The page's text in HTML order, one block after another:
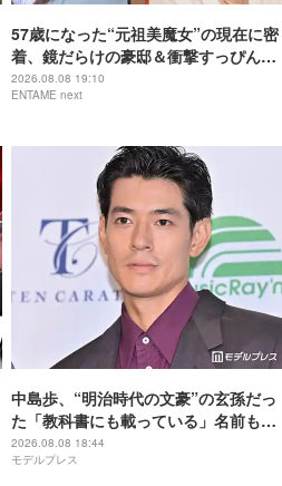
57歳になった“元祖美魔女”の現在に密
着、鏡だらけの豪邸＆衝撃すっぴん姿
を披露
2026.08.08 19:10
ENTAME next
中島歩、“明治時代の文豪”の玄孫だっ
た「教科書にも載っている」名前も先
祖に由来
2026.08.08 18:44
モデルプレス